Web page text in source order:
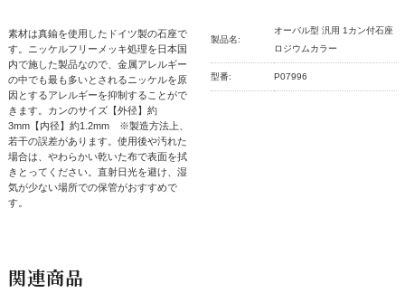
素材は真鍮を使用したドイツ製の石座で
す。ニッケルフリーメッキ処理を日本国
内で施した製品なので、金属アレルギー
の中でも最も多いとされるニッケルを原
因とするアレルギーを抑制することがで
きます。カンのサイズ【外径】約
3mm【内径】約1.2mm ※製造方法上、
若干の誤差があります。使用後や汚れた
場合は、やわらかい乾いた布で表面を拭
きとってください。直射日光を避け、湿
気が少ない場所での保管がおすすめで
す。
製品名:
オーバル型 汎用 1カン付石座
ロジウムカラー
型番: P07996
関連商品